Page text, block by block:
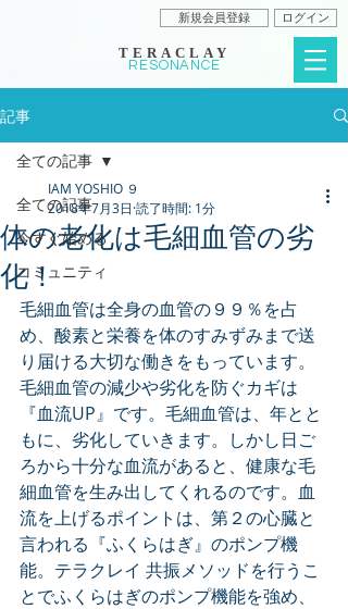
新規会員登録
TERACLAY
RESONANCE
ログイン
記事
全ての記事
今すぐ始める
コミュニティ
全ての記事
体の老化は毛細血管の劣
化！
IAM YOSHIO ９
2018年7月3日 読了時間: 1分
毛細血管は全身の血管の９９％を占
め、酸素と栄養を体のすみずみまで送
り届ける大切な働きをもっています。
毛細血管の減少や劣化を防ぐカギは
『血流UP』です。毛細血管は、年とと
もに、劣化していきます。しかし日ご
ろから十分な血流があると、健康な毛
細血管を生み出してくれるのです。血
流を上げるポイントは、第２の心臓と
言われる『ふくらはぎ』のポンプ機
能。テラクレイ 共振メソッドを行うこ
とでふくらはぎのポンプ機能を強め、